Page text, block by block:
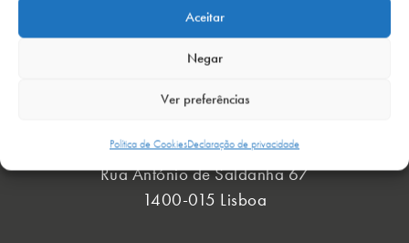
Aceitar
Negar
Ver preferências
Política de CookiesDeclaração de privacidade
Rua António de Saldanha 67
1400-015 Lisboa